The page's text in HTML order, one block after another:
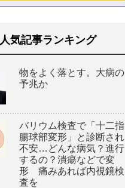
人気記事ランキング
物をよく落とす。大病の
予兆か
バリウム検査で「十二指
腸球部変形」と診断され
不安…どんな病気？進行
するの？潰瘍などで変
形 痛みあれば内視鏡検
査を